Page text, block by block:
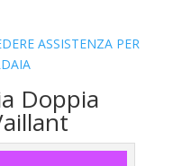
ASSISTENZA PER
Doppia